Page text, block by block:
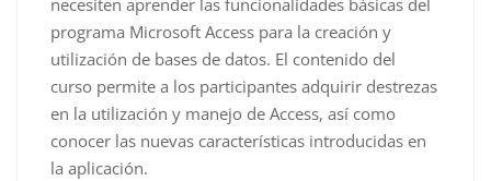
necesiten aprender las funcionalidades básicas del
programa Microsoft Access para la creación y
utilización de bases de datos. El contenido del
curso permite a los participantes adquirir destrezas
en la utilización y manejo de Access, así como
conocer las nuevas características introducidas en
la aplicación.